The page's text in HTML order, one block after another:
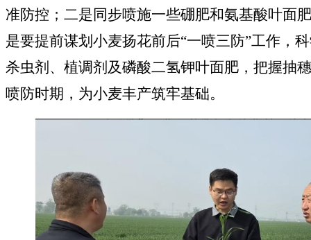
准防控；二是同步喷施一些硼肥和氨基酸叶面
是要提前谋划小麦扬花前后“一喷三防”工作，
杀虫剂、植调剂及磷酸二氢钾叶面肥，把握抽
喷防时期，为小麦丰产筑牢基础。